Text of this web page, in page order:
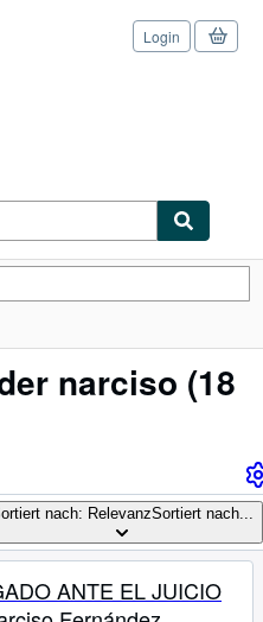
Login
narciso (18
nach: RelevanzSortiert nach...
ANTE EL JUICIO